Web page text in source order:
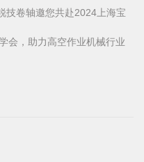
技卷轴邀您共赴2024上海宝
会，助力高空作业机械行业